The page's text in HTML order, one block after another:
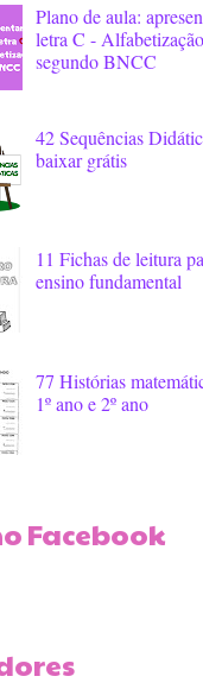
Plano de aula:
letra C -
segundo BNCC
42 Sequências
baixar grátis
11 Fichas de leitura
ensino fundamental
77 Histórias
1º ano e 2º ano
Facebook